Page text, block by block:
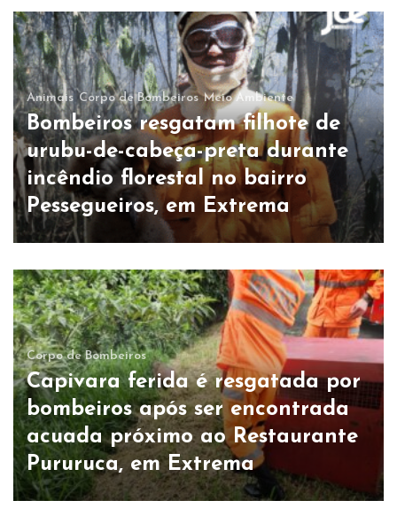
Animais Corpo de Bombeiros Meio Ambiente
Bombeiros resgatam filhote de
urubu-de-cabeça-preta durante
incêndio florestal no bairro
Pessegueiros, em Extrema
Corpo de Bombeiros
Capivara ferida é resgatada por
bombeiros após ser encontrada
acuada próximo ao Restaurante
Pururuca, em Extrema